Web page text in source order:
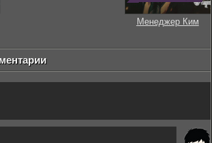
Менеджер Ким